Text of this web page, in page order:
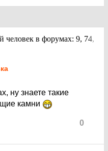
ну знаете такие
камни
0